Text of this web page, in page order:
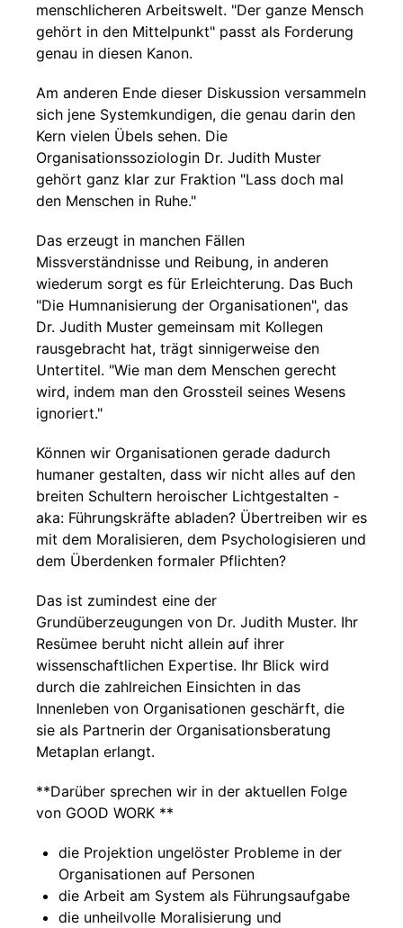
menschlicheren Arbeitswelt. "Der ganze Mensch
gehört in den Mittelpunkt" passt als Forderung
genau in diesen Kanon.
Am anderen Ende dieser Diskussion versammeln
sich jene Systemkundigen, die genau darin den
Kern vielen Übels sehen. Die
Organisationssoziologin Dr. Judith Muster
gehört ganz klar zur Fraktion "Lass doch mal
den Menschen in Ruhe."
Das erzeugt in manchen Fällen
Missverständnisse und Reibung, in anderen
wiederum sorgt es für Erleichterung. Das Buch
"Die Humnanisierung der Organisationen", das
Dr. Judith Muster gemeinsam mit Kollegen
rausgebracht hat, trägt sinnigerweise den
Untertitel. "Wie man dem Menschen gerecht
wird, indem man den Grossteil seines Wesens
ignoriert."
Können wir Organisationen gerade dadurch
humaner gestalten, dass wir nicht alles auf den
breiten Schultern heroischer Lichtgestalten -
aka: Führungskräfte abladen? Übertreiben wir es
mit dem Moralisieren, dem Psychologisieren und
dem Überdenken formaler Pflichten?
Das ist zumindest eine der
Grundüberzeugungen von Dr. Judith Muster. Ihr
Resümee beruht nicht allein auf ihrer
wissenschaftlichen Expertise. Ihr Blick wird
durch die zahlreichen Einsichten in das
Innenleben von Organisationen geschärft, die
sie als Partnerin der Organisationsberatung
Metaplan erlangt.
**Darüber sprechen wir in der aktuellen Folge
von GOOD WORK **
die Projektion ungelöster Probleme in der
Organisationen auf Personen
die Arbeit am System als Führungsaufgabe
die unheilvolle Moralisierung und